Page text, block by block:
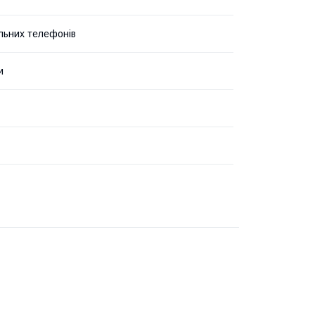
телефонів